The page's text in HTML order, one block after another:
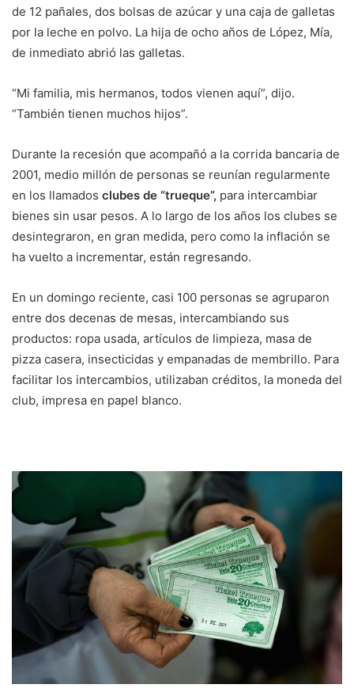
de 12 pañales, dos bolsas de azúcar y una caja de galletas
por la leche en polvo. La hija de ocho años de López, Mía,
de inmediato abrió las galletas.
“Mi familia, mis hermanos, todos vienen aquí”, dijo.
“También tienen muchos hijos”.
Durante la recesión que acompañó a la corrida bancaria de
2001, medio millón de personas se reunían regularmente
en los llamados clubes de “trueque”, para intercambiar
bienes sin usar pesos. A lo largo de los años los clubes se
desintegraron, en gran medida, pero como la inflación se
ha vuelto a incrementar, están regresando.
En un domingo reciente, casi 100 personas se agruparon
entre dos decenas de mesas, intercambiando sus
productos: ropa usada, artículos de limpieza, masa de
pizza casera, insecticidas y empanadas de membrillo. Para
facilitar los intercambios, utilizaban créditos, la moneda del
club, impresa en papel blanco.